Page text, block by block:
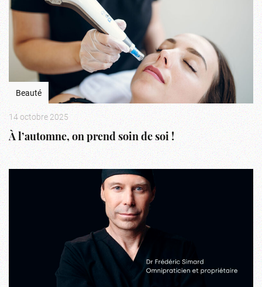
Beauté
14 octobre 2025
À l’automne, on prend soin de soi !